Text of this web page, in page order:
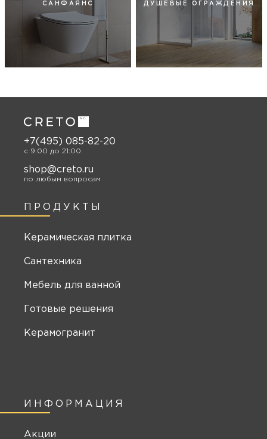
САНФАЯНС ДУШЕВЫЕ ОГРАЖДЕНИЯ
ИНФОРМАЦИЯ
Акции
ПРОДУКТЫ
Керамическая плитка
Сантехника
Мебель для ванной
Готовые решения
Керамогранит
+7(495) 085-82-20
c 9:00 до 21:00
shop@creto.ru
по любым вопросам